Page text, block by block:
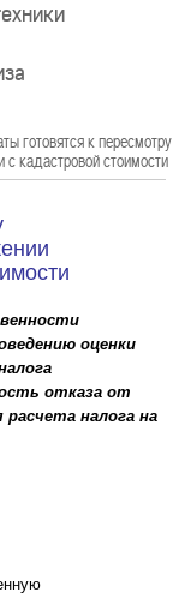
готовятся к пересмотру
кадастровой стоимости
оценки
отказа от
налога на